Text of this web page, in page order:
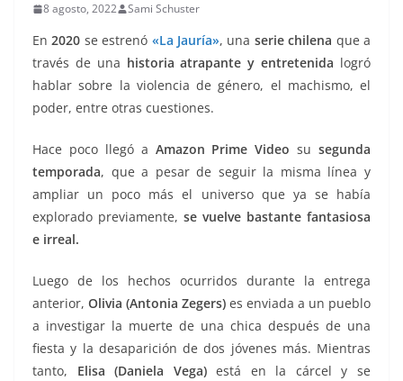
8 agosto, 2022 Sami Schuster
En2020 se estrenó «La Jauría», una serie chilena que a
través de una historia atrapante y entretenida logró
hablar sobre la violencia de género, el machismo, el
poder, entre otras cuestiones.
Hace poco llegó a Amazon Prime Video su segunda
temporada, que a pesar de seguir la misma línea y
ampliar un poco más el universo que ya se había
explorado previamente, se vuelve bastante fantasiosa
e irreal.
Luego de los hechos ocurridos durante la entrega
anterior, Olivia (Antonia Zegers) es enviada a un pueblo
a investigar la muerte de una chica después de una
fiesta y la desaparición de dos jóvenes más. Mientras
tanto, Elisa (Daniela Vega)está en la cárcel y se